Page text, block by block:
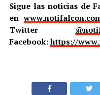
Sigue las noticias de
en
Twitter
Facebook:https://